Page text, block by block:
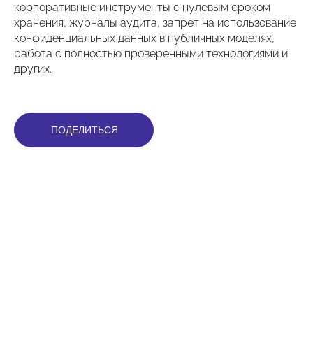
корпоративные инструменты с нулевым сроком
хранения, журналы аудита, запрет на использование
конфиденциальных данных в публичных моделях,
работа с полностью проверенными технологиями и
других.
ПОДЕЛИТЬСЯ